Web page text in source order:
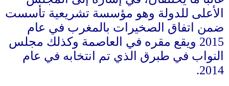
الأعلى للدولة وهو مؤسسة تشريعية تأسست
ضمن اتفاق الصخيرات بالمغرب في عام
2015 ويقع مقره في العاصمة وكذلك مجلس
النواب في طبرق الذي تم انتخابه في عام
2014.